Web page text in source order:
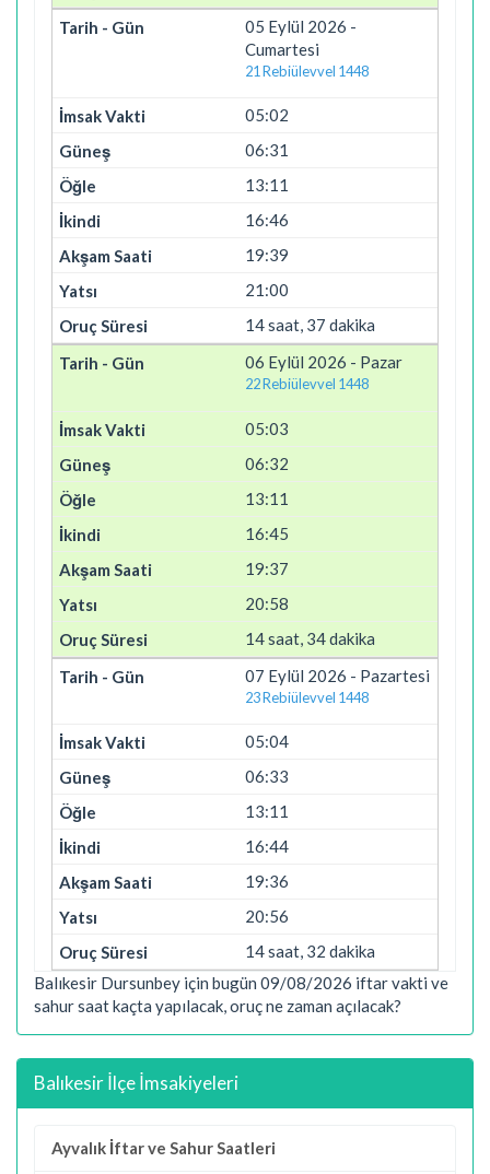
05 Eylül 2026 -
Cumartesi
21 Rebiülevvel 1448
05:02
06:31
13:11
16:46
19:39
21:00
14 saat, 37 dakika
06 Eylül 2026 - Pazar
22 Rebiülevvel 1448
05:03
06:32
13:11
16:45
19:37
20:58
14 saat, 34 dakika
07 Eylül 2026 - Pazartesi
23 Rebiülevvel 1448
05:04
06:33
13:11
16:44
19:36
20:56
14 saat, 32 dakika
Balıkesir Dursunbey için bugün 09/08/2026 iftar vakti ve
sahur saat kaçta yapılacak, oruç ne zaman açılacak?
Balıkesir İlçe İmsakiyeleri
Ayvalık İftar ve Sahur Saatleri